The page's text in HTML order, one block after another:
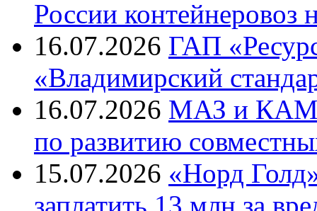
России контейнеровоз
16.07.2026 ГАП
«Владимирский
16.07.2026 МАЗ и
по развитию
15.07.2026 «Норд